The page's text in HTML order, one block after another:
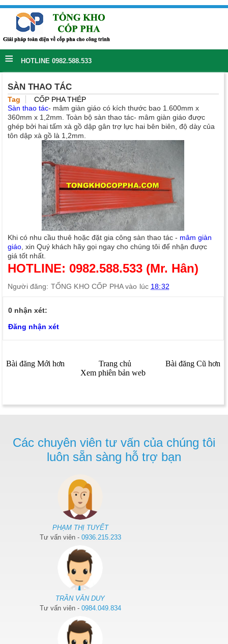
≡ HOTLINE 0982.588.533
SÀN THAO TÁC
Tag
CỐP PHA THÉP
Sàn thao tác- mâm giàn giáo có kích thước bao 1.600mm x
360mm x 1,2mm. Toàn bộ sàn thao tác- mâm giàn giáo được
ghép bởi hai tấm xà gồ dập gân trợ lực hai bên biên, độ dày của
tôn dập xà gồ là 1,2mm.
Khi có nhu cầu thuê hoặc đặt gia công sàn thao tác - mâm giàn
giáo , xin Quý khách hãy gọi ngay cho chúng tôi để nhận được
giá tốt nhất.
HOTLINE: 0982.588.533 (Mr. Hân)
Người đăng: TỔNG KHO CỐP PHA vào lúc 18:32
0 nhận xét:
Đăng nhận xét
Bài đăng Mới hơn Bài đăng Cũ hơn
Trang chủ
Xem phiên bản web
Các chuyên viên tư vấn của chúng tôi
luôn sẵn sàng hỗ trợ bạn
PHẠM THỊ TUYẾT
Tư vấn viên - 0936.215.233
TRẦN VĂN DUY
Tư vấn viên - 0984.049.834